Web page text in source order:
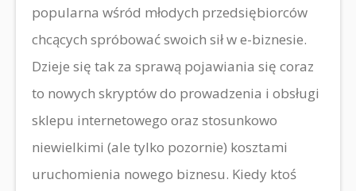
popularna wśród młodych przedsiębiorców
chcących spróbować swoich sił w e-biznesie.
Dzieje się tak za sprawą pojawiania się coraz
to nowych skryptów do prowadzenia i obsługi
sklepu internetowego oraz stosunkowo
niewielkimi (ale tylko pozornie) kosztami
uruchomienia nowego biznesu. Kiedy ktoś